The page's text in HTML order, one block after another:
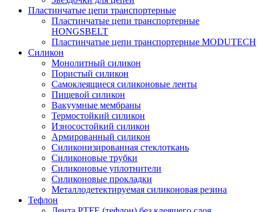
Пластинчатые цепи транспортерные
Пластинчатые цепи транспортерные
HONGSBELT
Пластинчатые цепи транспортерные MODUTECH
Силикон
Монолитный силикон
Пористый силикон
Самоклеящиеся силиконовые ленты
Пищевой силикон
Вакуумные мембраны
Термостойкий силикон
Износостойкий силикон
Армированный силикон
Силиконизированная стеклоткань
Силиконовые трубки
Силиконовые уплотнители
Силиконовые прокладки
Металлодетектируемая силиконовая резина
Тефлон